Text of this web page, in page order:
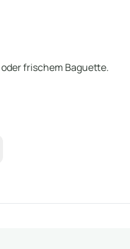
frischem Baguette.
teilen
kopieren